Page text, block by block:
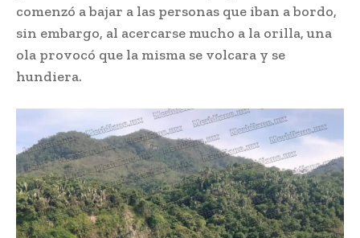
comenzó a bajar a las personas que iban a bordo,
sin embargo, al acercarse mucho a la orilla, una
ola provocó que la misma se volcara y se
hundiera.